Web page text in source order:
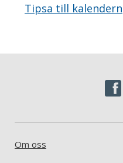
Tipsa till kalendern
Om oss